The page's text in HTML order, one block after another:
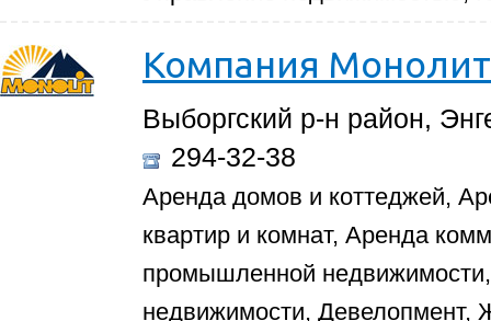
Компания Монолит
Выборгский р-н район,
294-32-38
Аренда домов и коттеджей,
квартир и комнат, Аренда
промышленной
недвижимости,